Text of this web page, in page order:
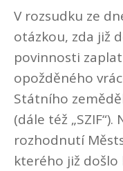
V rozsudku ze
otázkou, zda již
povinnosti
opožděného
Státního
(dále též
rozhodnutí
kterého již